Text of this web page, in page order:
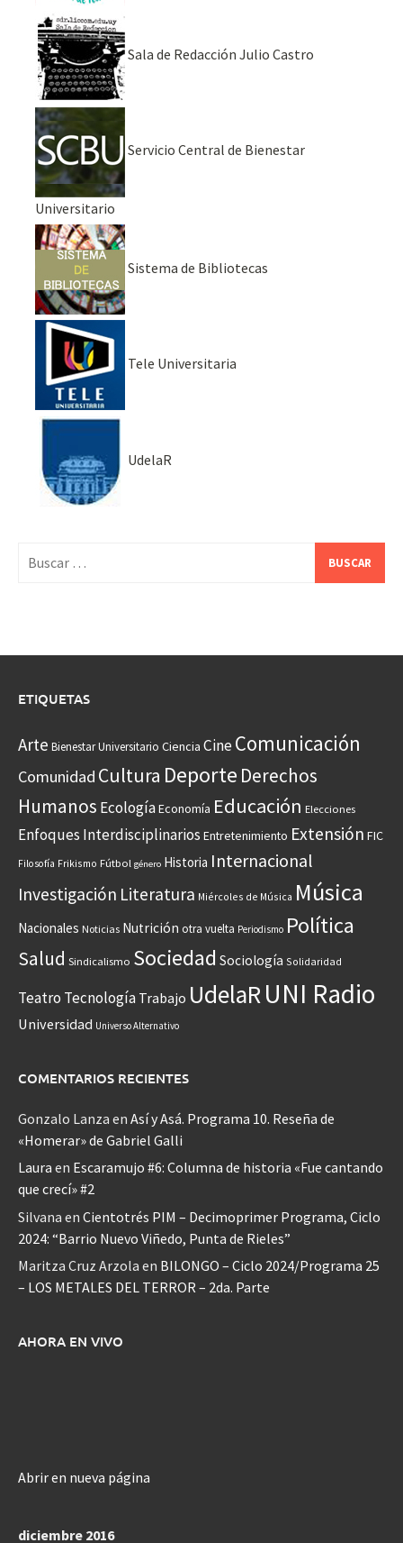
Sala de Redacción Julio Castro
Servicio Central de Bienestar
Universitario
Sistema de Bibliotecas
Tele Universitaria
UdelaR
ETIQUETAS
Arte Bienestar Universitario Ciencia CineComunicación
Comunidad Cultura Deporte Derechos
Humanos EcologíaEconomía Educación Elecciones
Enfoques Interdisciplinarios Entretenimiento Extensión FIC
Filosofía Frikismo Fútbol género Historia Internacional
Investigación Literatura Miércoles de Música Música
Nacionales Noticias Nutrición otra vuelta Periodismo Política
Salud Sindicalismo Sociedad Sociología Solidaridad
Teatro Tecnología Trabajo UdelaR UNI Radio
Universidad Universo Alternativo
COMENTARIOS RECIENTES
Gonzalo Lanza en Así y Asá. Programa 10. Reseña de
«Homerar» de Gabriel Galli
Laura en Escaramujo #6: Columna de historia «Fue cantando
que crecí» #2
Silvana en Cientotrés PIM – Decimoprimer Programa, Ciclo
2024: “Barrio Nuevo Viñedo, Punta de Rieles”
Maritza Cruz Arzola en BILONGO – Ciclo 2024/Programa 25
– LOS METALES DEL TERROR – 2da. Parte
AHORA EN VIVO
Abrir en nueva página
diciembre 2016